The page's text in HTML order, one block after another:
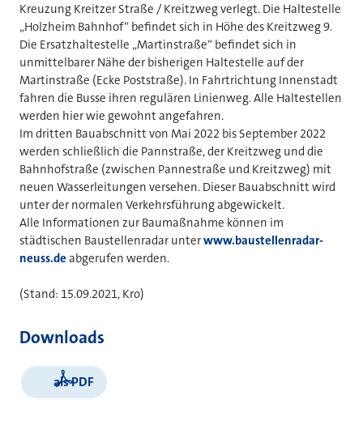
Kreuzung Kreitzer Straße / Kreitzweg verlegt. Die Haltestelle
„Holzheim Bahnhof“ befindet sich in Höhe des Kreitzweg 9.
Die Ersatzhaltestelle „Martinstraße“ befindet sich in
unmittelbarer Nähe der bisherigen Haltestelle auf der
Martinstraße (Ecke Poststraße). In Fahrtrichtung Innenstadt
fahren die Busse ihren regulären Linienweg. Alle Haltestellen
werden hier wie gewohnt angefahren.
Im dritten Bauabschnitt von Mai 2022 bis September 2022
werden schließlich die Pannstraße, der Kreitzweg und die
Bahnhofstraße (zwischen Pannestraße und Kreitzweg) mit
neuen Wasserleitungen versehen. Dieser Bauabschnitt wird
unter der normalen Verkehrsführung abgewickelt.
Alle Informationen zur Baumaßnahme können im
städtischen Baustellenradar unterwww.baustellenradar-
neuss.de abgerufen werden.
(Stand: 15.09.2021, Kro)
Downloads
als PDF